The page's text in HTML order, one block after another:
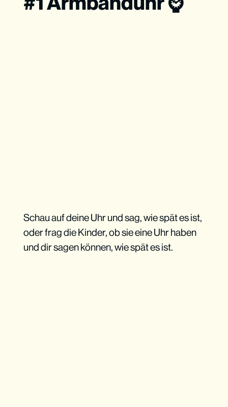
Schau auf deine Uhr und sag, wie spät es ist,
oder frag die Kinder, ob sie eine Uhr haben
und dir sagen können, wie spät es ist.